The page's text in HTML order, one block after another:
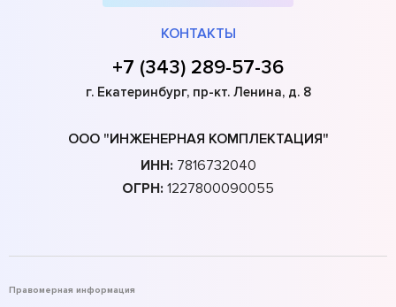
КОНТАКТЫ
+7 (343) 289-57-36
г. Екатеринбург, пр-кт. Ленина, д. 8
ООО "ИНЖЕНЕРНАЯ КОМПЛЕКТАЦИЯ"
ИНН: 7816732040
ОГРН: 1227800090055
Правомерная информация